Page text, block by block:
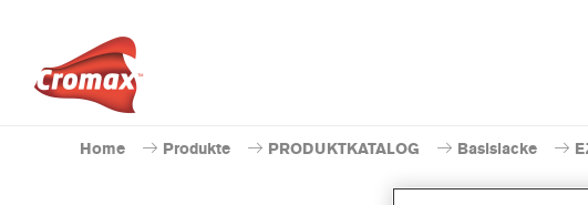
Home Produkte PRODUKTKATALOG Basislacke